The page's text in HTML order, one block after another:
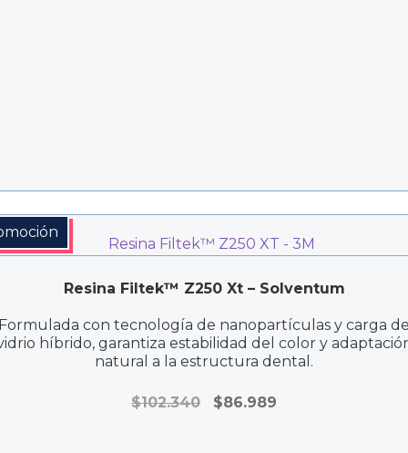
Resina Filtek™ Z250 Xt – Solventum
con tecnología de nanopartículas y carga
híbrido, garantiza estabilidad del color y
natural a la estructura dental.
$102.340
El$86.989El